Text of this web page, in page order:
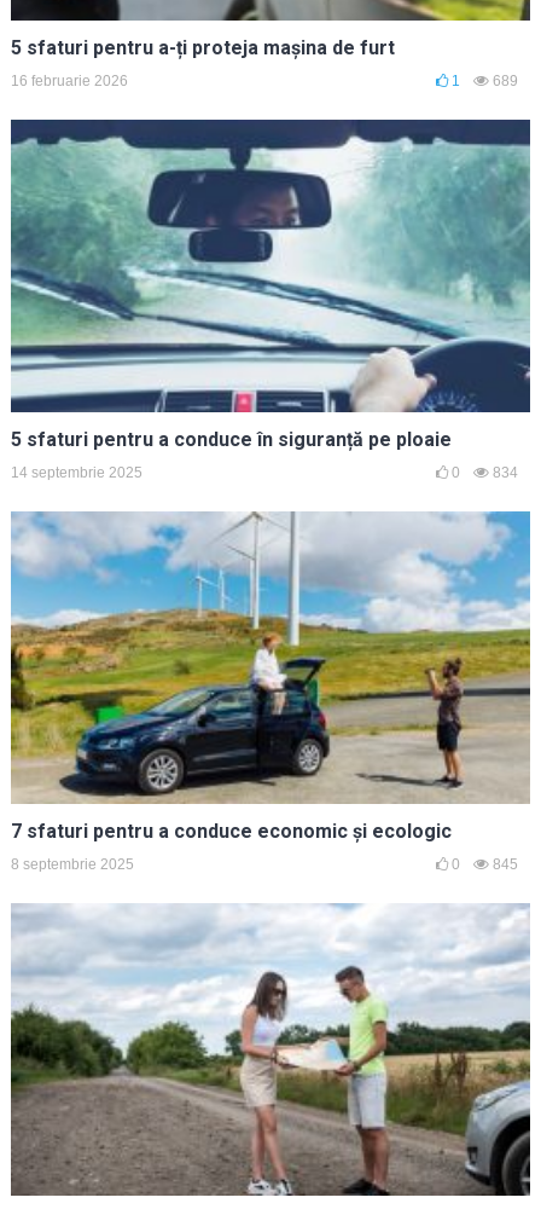
5 sfaturi pentru a-ți proteja mașina de furt
16 februarie 2026 1 689
5 sfaturi pentru a conduce în siguranță pe ploaie
14 septembrie 2025 0 834
7 sfaturi pentru a conduce economic și ecologic
8 septembrie 2025 0 845